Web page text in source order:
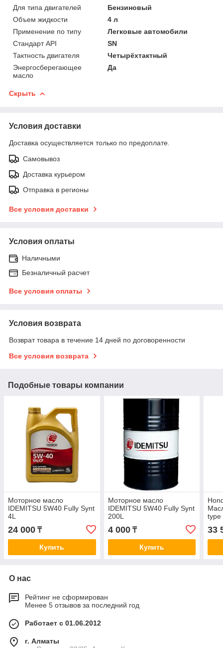
Для типа двигателей
Бензиновый
Объем жидкости
4 л
Применение по типу
Легковые автомобили
Стандарт API
SN
Тактность двигателя
Четырёхтактный
Энергосберегающее
масло
Да
Скрыть
Условия доставки
Доставка осуществляется только по предоплате.
Самовывоз
Доставка курьером
Отправка в регионы
Все условия доставки
Условия оплаты
Наличными
Безналичный расчет
Все условия оплаты
Условия возврата
Возврат товара в течение 14 дней по договоренности
Все условия возврата
Подобные товары компании
Моторное масло
IDEMITSU 5W40 Fully Synt
4L
24 000 ₸
Купить
Моторное масло
IDEMITSU 5W40 Fully Synt
200L
4 000₸
Купить
type
33
О нас
Рейтинг не сформирован
Менее 5 отзывов за последний год
Работает с 01.06.2012
г. Алматы